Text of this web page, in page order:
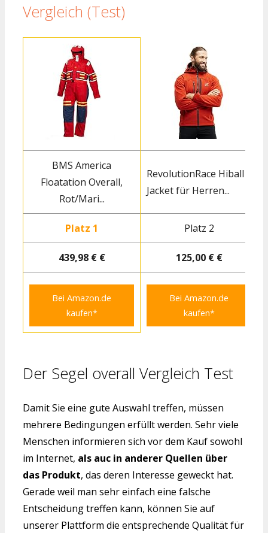
Vergleich (Test)
BMS America
Floatation Overall,
Rot/Mari...
RevolutionRace Hiball
Jacket für Herren...
Platz 1 Platz 2
439,98 € € 125,00 € €
Bei Amazon.de
kaufen*
Bei Amazon.de
kaufen*
Der Segel overall Vergleich Test
Damit Sie eine gute Auswahl treffen, müssen
mehrere Bedingungen erfüllt werden. Sehr viele
Menschen informieren sich vor dem Kauf sowohl
im Internet, als auc in anderer Quellen über
das Produkt, das deren Interesse geweckt hat.
Gerade weil man sehr einfach eine falsche
Entscheidung treffen kann, können Sie auf
unserer Plattform die entsprechende Qualität für